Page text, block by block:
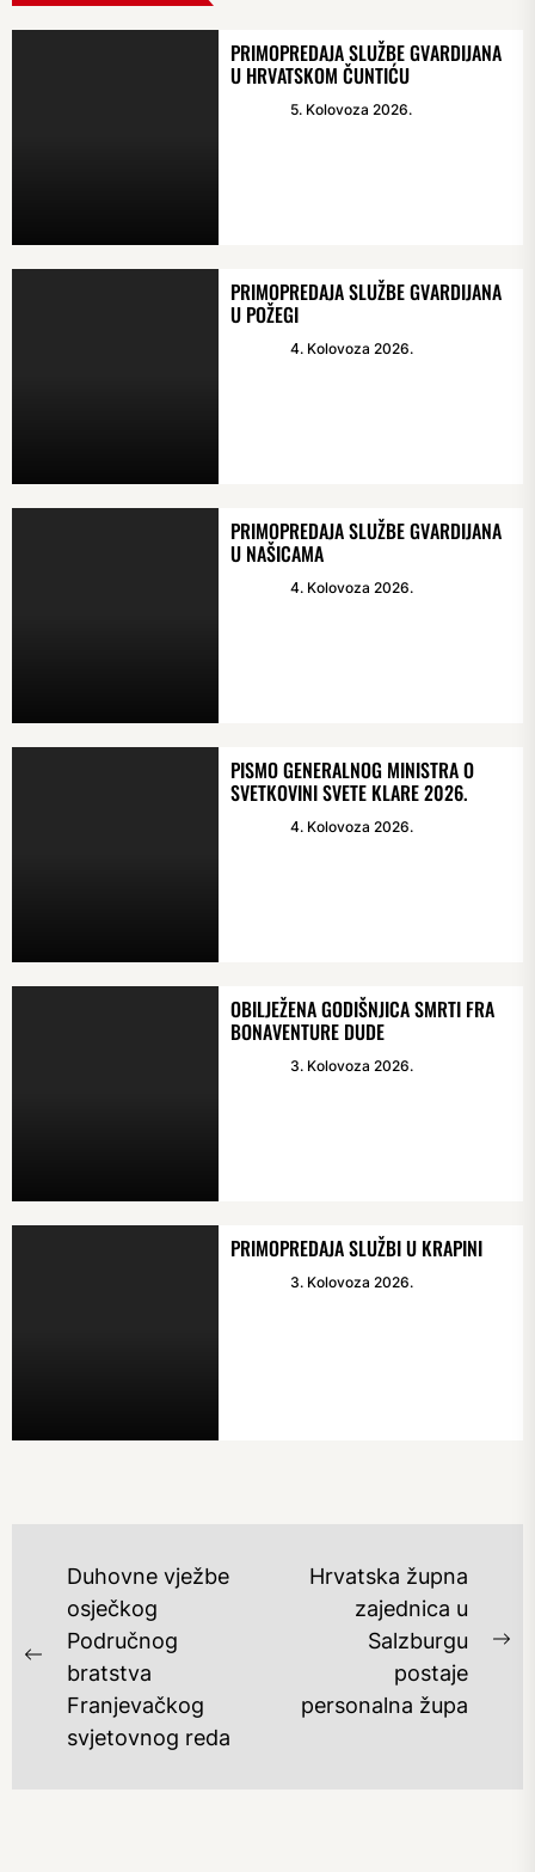
PRIMOPREDAJA SLUŽBE GVARDIJANA
U HRVATSKOM ČUNTIĆU
5. Kolovoza 2026.
PRIMOPREDAJA SLUŽBE GVARDIJANA
U POŽEGI
4. Kolovoza 2026.
PRIMOPREDAJA SLUŽBE GVARDIJANA
U NAŠICAMA
4. Kolovoza 2026.
PISMO GENERALNOG MINISTRA O
SVETKOVINI SVETE KLARE 2026.
4. Kolovoza 2026.
OBILJEŽENA GODIŠNJICA SMRTI FRA
BONAVENTURE DUDE
3. Kolovoza 2026.
PRIMOPREDAJA SLUŽBI U KRAPINI
3. Kolovoza 2026.
NAVIGACIJA
OBJAVA
Previous
post:
Duhovne vježbe
osječkog
Područnog
bratstva
Franjevačkog
svjetovnog reda
Hrvatska župna
zajednica u
Salzburgu
postaje
personalna župa